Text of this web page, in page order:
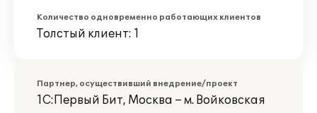
Количество одновременно работающих клиентов
Толстый клиент: 1
Партнер, осуществивший внедрение/проект
1С:Первый Бит, Москва – м. Войковская